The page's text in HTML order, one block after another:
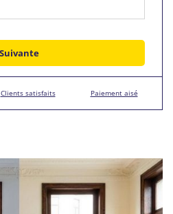
Clients satisfaits Paiement aisé